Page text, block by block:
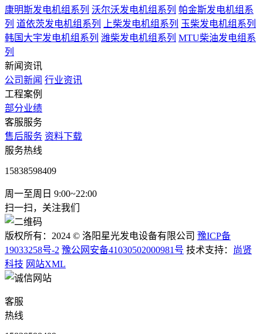
康明斯发电机组系列 沃尔沃发电机组系列 帕金斯发电机组系
列 道依茨发电机组系列 上柴发电机组系列 玉柴发电机组系列
韩国大宇发电机组系列 潍柴发电机组系列 MTU柴油发电组系
列
新闻资讯
公司新闻 行业资讯
工程案例
部分业绩
客服服务
售后服务 资料下载
服务热线
15838598409
周一至周日 9:00~22:00
扫一扫，关注我们
版权所有：2024 © 洛阳星光发电设备有限公司 豫ICP备
19033258号-2 豫公网安备41030502000981号 技术支持：
尚贤
科技 网站XML
客服
热线